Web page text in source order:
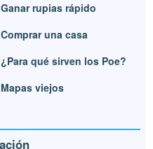
Ganar rupias rápido
Comprar una casa
¿Para qué sirven los Poe?
Mapas viejos